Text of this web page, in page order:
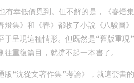
幸低價覓到。但不解的是，《春燈
集》和《春》都收了小說《八駿圖
呈現這種情形。但既然是“舊版重現
重復篇目，就撐不起一本書了。
“沈從文著作集”考論》，就這套書